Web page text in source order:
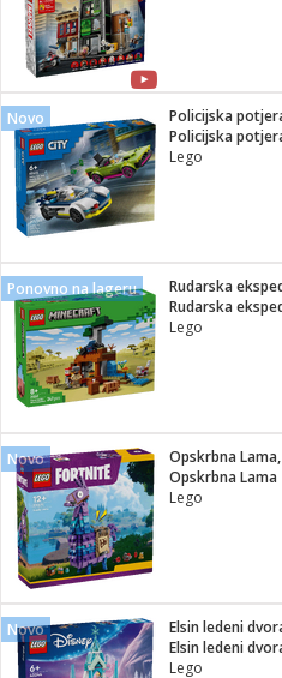
Novo
Policijska
Policijska
Lego
Ponovno na lageru
Rudarska
Rudarska
Lego
Novo
Opskrbna
Opskrbna Lama
Lego
Novo
Elsin ledeni
Elsin ledeni
Lego